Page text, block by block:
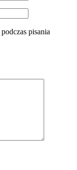
pisania